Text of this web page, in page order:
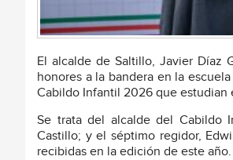
El alcalde de Saltillo, Javier Díaz
honores a la bandera en la
Cabildo Infantil 2026 que estudian
Se trata del alcalde del Cabildo
Castillo; y el séptimo regidor,
recibidas en la edición de este año.